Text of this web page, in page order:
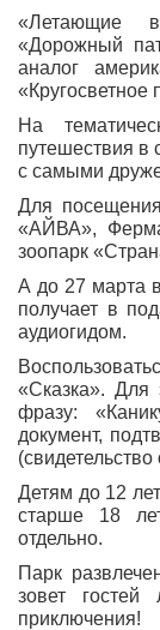
«Летающие
«Дорожный
аналог
«Кругосветное
На
путешествия
с самыми
Для
«АЙВА»,
зоопарк
А до 27 марта
получает в
аудиогидом.
«Сказка». Для
фразу:
документ,
Детям до 12
старше 18
отдельно.
Парк
зовет гостей
приключения!